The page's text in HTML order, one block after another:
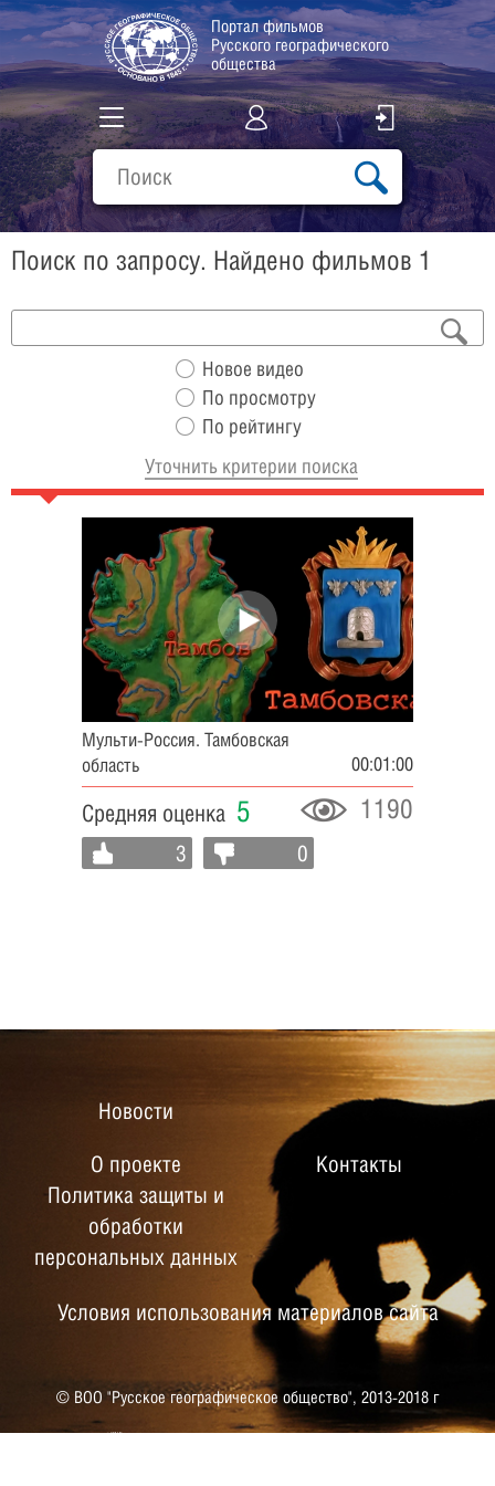
Портал фильмов
Русского географического
общества
Все фильмы
Подборки
О проекте
Поиск по запросу. Найдено фильмов 1
Новое видео
По просмотру
По рейтингу
Уточнить критерии поиска
Мульти-Россия. Тамбовская
область
00:01:00
Средняя оценка 5 1190
3 0
Новости
Условия использования материалов сайта
О проекте
Контакты
Политика защиты и
обработки
персональных данных
© ВОО "Русское географическое общество", 2013-2018 г